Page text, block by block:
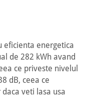
eficienta energetica
de 282 kWh avand
ce priveste nivelul
dB, ceea ce
veti lasa usa